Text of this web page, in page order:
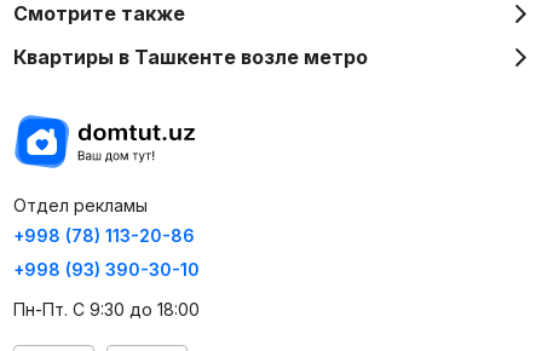
Смотрите также
Квартиры в Ташкенте возле метро
Отдел рекламы
+998 (78) 113-20-86
+998 (93) 390-30-10
Пн-Пт. С 9:30 до 18:00